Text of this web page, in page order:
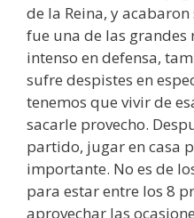
de la Reina, y
fue una de las grandes
intenso en defensa,
sufre despistes en
tenemos que vivir de
sacarle provecho.
partido, jugar en casa
importante. No es de
para estar entre los 8
aprovechar las